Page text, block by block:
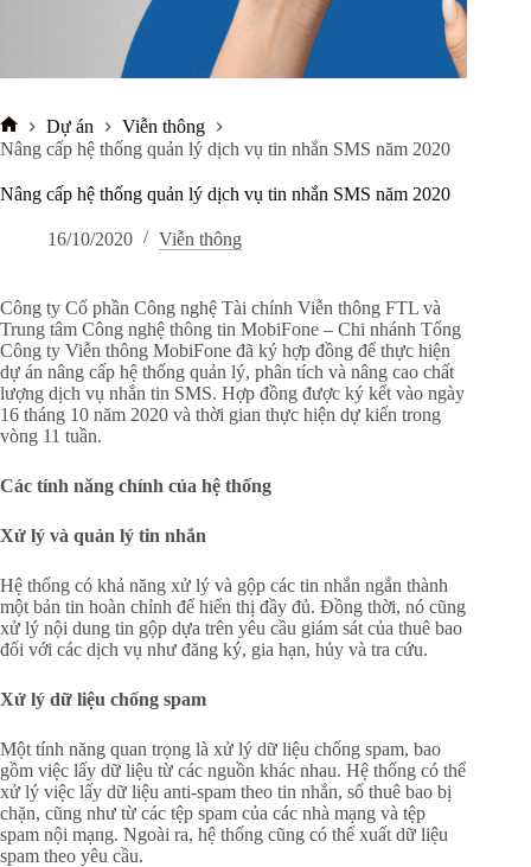
Trang
Dự án
Viễn thông
Nâng cấp hệ thống quản lý dịch vụ tin nhắn SMS năm 2020
Nâng cấp hệ thống quản lý dịch vụ tin nhắn SMS năm 2020
16/10/2020 Viễn thông
Công ty Cổ phần Công nghệ Tài chính Viễn thông FTL và
Trung tâm Công nghệ thông tin MobiFone – Chi nhánh Tổng
Công ty Viễn thông MobiFone đã ký hợp đồng để thực hiện
dự án nâng cấp hệ thống quản lý, phân tích và nâng cao chất
lượng dịch vụ nhắn tin SMS. Hợp đồng được ký kết vào ngày
16 tháng 10 năm 2020 và thời gian thực hiện dự kiến trong
vòng 11 tuần.
Các tính năng chính của hệ thống
Xử lý và quản lý tin nhắn
Hệ thống có khả năng xử lý và gộp các tin nhắn ngắn thành
một bản tin hoàn chỉnh để hiển thị đầy đủ. Đồng thời, nó cũng
xử lý nội dung tin gộp dựa trên yêu cầu giám sát của thuê bao
đối với các dịch vụ như đăng ký, gia hạn, hủy và tra cứu.
Xử lý dữ liệu chống spam
Một tính năng quan trọng là xử lý dữ liệu chống spam, bao
gồm việc lấy dữ liệu từ các nguồn khác nhau. Hệ thống có thể
xử lý việc lấy dữ liệu anti-spam theo tin nhắn, số thuê bao bị
chặn, cũng như từ các tệp spam của các nhà mạng và tệp
spam nội mạng. Ngoài ra, hệ thống cũng có thể xuất dữ liệu
spam theo yêu cầu.